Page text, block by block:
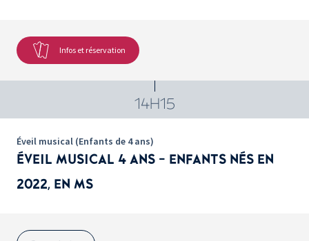
Infos et réservation
14H15
Éveil musical (Enfants de 4 ans)
ÉVEIL MUSICAL 4 ANS - ENFANTS NÉS EN
2022, EN MS